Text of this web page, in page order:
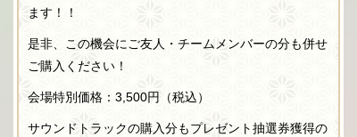
ます！！
是非、この機会にご友人・チームメンバーの分も併せ
ご購入ください！
会場特別価格： 3,500円（税込）
サウンドトラックの購入分もプレゼント抽選券獲得の